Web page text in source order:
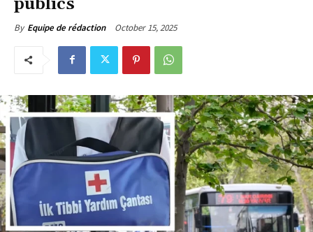
By Equipe de rédaction October 15, 2025